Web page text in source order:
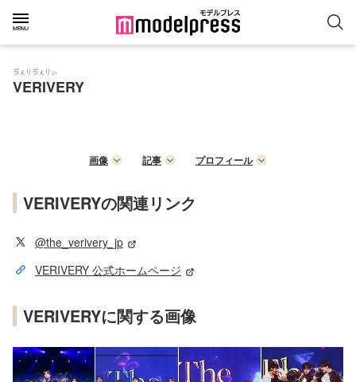
ゔぇりゔぇりぃ
VERIVERY
画像 記事 プロフィール
VERIVERYの関連リンク
@the_verivery_jp
VERIVERY 公式ホームページ
VERIVERYに関する画像